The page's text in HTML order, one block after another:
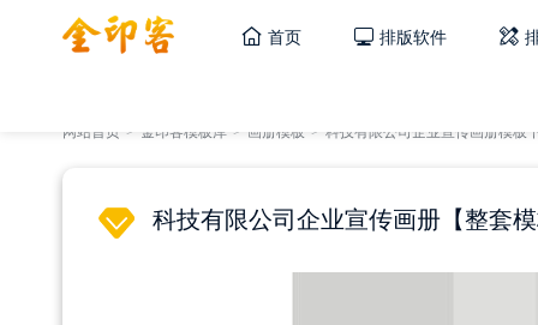
首页 排版软件
网站首页 > 金印客模板库 > 画册模板 > 科技有限公司企业宣传画册模板
科技有限公司企业宣传画册【整套